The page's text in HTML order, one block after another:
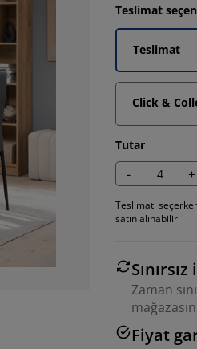
Teslimat
Teslimat
Click &
Tutar
- +
Teslimatı
satın alınabilir
Zaman
Fiyat
7.803121248499399%
8.28331332533013%